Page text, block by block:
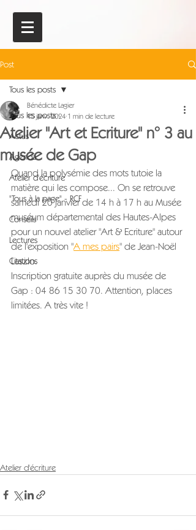
Post
Tous les posts
Actus
Agenda
Atelier d'écriture
"Tous à la page" - RCF
Conseils
Lectures
Citations
Tous les posts
Atelier "Art et Ecriture" n° 3 au
musée de Gap
Bénédicte Lagier
15 janv. 2024 1 min de lecture
Quand la polysémie des mots tutoie la
matière qui les compose... On se retrouve
samedi 20 janvier de 14 h à 17 h au Musée
muséum départemental des Hautes-Alpes
pour un nouvel atelier "Art & Ecriture" autour
de l'exposition "A mes pairs" de Jean-Noël
Laszlo.
Inscription gratuite auprès du musée de
Gap : 04 86 15 30 70. Attention, places
limitées. A très vite !
Atelier d'écriture